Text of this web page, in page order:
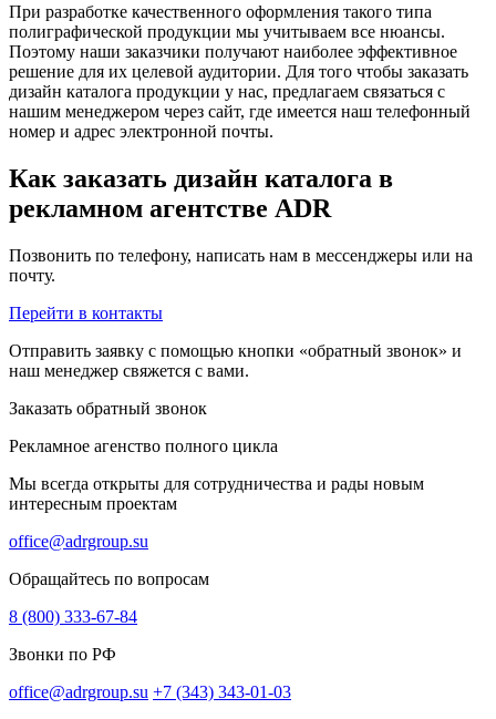
При разработке качественного оформления такого типа
полиграфической продукции мы учитываем все нюансы.
Поэтому наши заказчики получают наиболее эффективное
решение для их целевой аудитории. Для того чтобы заказать
дизайн каталога продукции у нас, предлагаем связаться с
нашим менеджером через сайт, где имеется наш телефонный
номер и адрес электронной почты.
Как заказать дизайн каталога в
рекламном агентстве ADR
Позвонить по телефону, написать нам в мессенджеры или на
почту.
Перейти в контакты
Отправить заявку с помощью кнопки «обратный звонок» и
наш менеджер свяжется с вами.
Заказать обратный звонок
Рекламное агенство полного цикла
Мы всегда открыты для сотрудничества и рады новым
интересным проектам
office@adrgroup.su
Обращайтесь по вопросам
8 (800) 333-67-84
Звонки по РФ
office@adrgroup.su +7 (343) 343-01-03